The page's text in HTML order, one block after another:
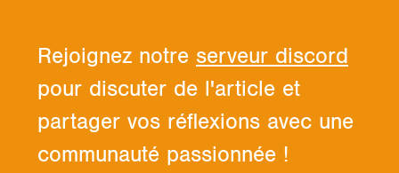
Rejoignez notre serveur discord
pour discuter de l'article et
partager vos réflexions avec une
communauté passionnée !